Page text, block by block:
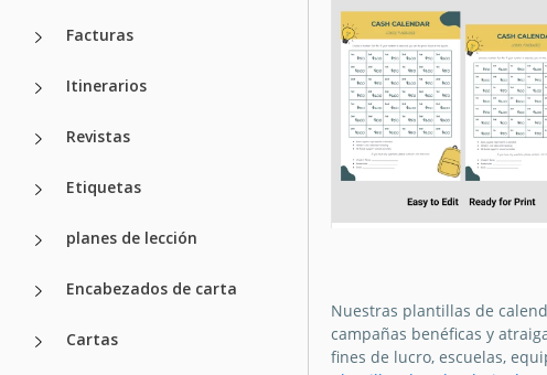
Facturas
Itinerarios
Revistas
Etiquetas
planes de lección
Encabezados de carta
Cartas
Calendario Editable
para Recaudación
Fondos
Nuestras plantillas de
campañas benéficas y
fines de lucro, escuelas,